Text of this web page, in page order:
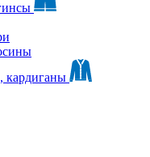
кардиганы